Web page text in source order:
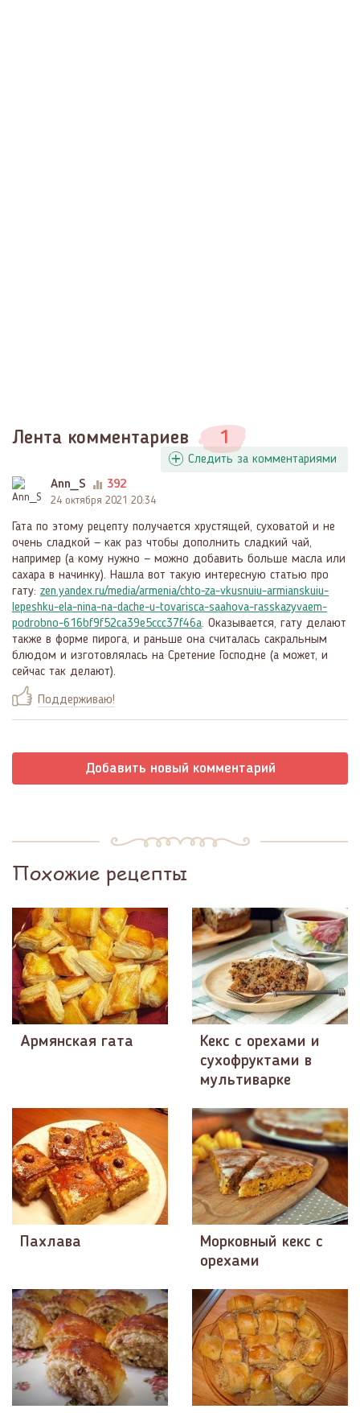
Лента комментариев 1
Следить за комментариями
Ann_S
392
24 октября 2021 20:34
Гата по этому рецепту получается хрустящей, суховатой и не
очень сладкой — как раз чтобы дополнить сладкий чай,
например (а кому нужно — можно добавить больше масла или
сахара в начинку). Нашла вот такую интересную статью про
гату: zen.yandex.ru/media/armenia/chto-za-vkusnuiu-armianskuiu-
lepeshku-ela-nina-na-dache-u-tovarisca-saahova-rasskazyvaem-
podrobno-616bf9f52ca39e5ccc37f46a. Оказывается, гату делают
также в форме пирога, и раньше она считалась сакральным
блюдом и изготовлялась на Сретение Господне (а может, и
сейчас так делают).
Поддерживаю!
Добавить новый комментарий
Похожие рецепты
Армянская гата
Кекс с орехами и
сухофруктами в
мультиварке
Пахлава
Морковный кекс с
орехами